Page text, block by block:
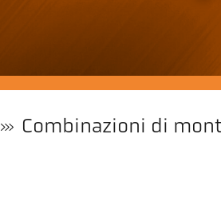
Combinazioni di